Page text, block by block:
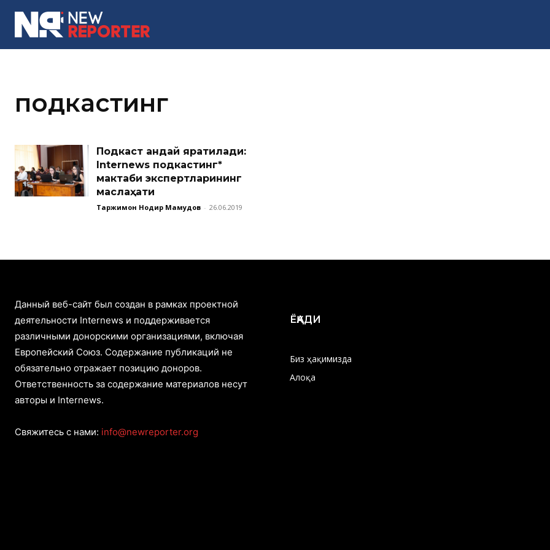
подкастинг
Подкаст қандай яратилади:
Internews подкастинг*
мактаби экспертларининг
маслаҳати
Таржимон Нодир Маҳмудов - 26.06.2019
Данный веб-сайт был создан в рамках проектной
деятельности Internews и поддерживается
различными донорскими организациями, включая
Европейский Союз. Содержание публикаций не
обязательно отражает позицию доноров.
Ответственность за содержание материалов несут
авторы и Internews.
Свяжитесь с нами: info@newreporter.org
ЁҚАДИ
Биз ҳақимизда
Алоқа